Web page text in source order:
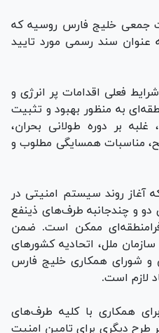
جمعی خلیج فارس روسیه که
عنوان سند رسمی مورد تایید
فعلی اقدامات پر انرژی و
به منظور بهبود و تثبیت
بر دوره طولانی بحران،
مناسبات همسایگی مطلوب و
آغاز روند سیستم امنیتی در
دو و چندجانبه طرف‌های ذینفع
ممکن است. ضمن
ملل، اتحادیه کشور‌های
و شورای همکاری خلیج فارس
لازم است.
همکاری با کلیه طرف‌های
طرح دیگری برای تامین امنیت